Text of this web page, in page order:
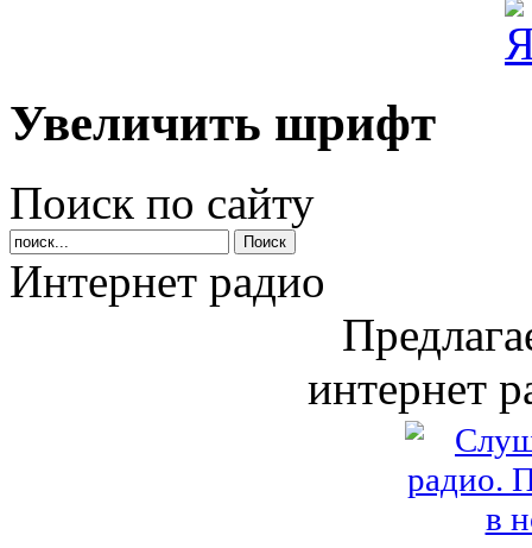
Увеличить шрифт
Поиск по сайту
Интернет радио
интернет